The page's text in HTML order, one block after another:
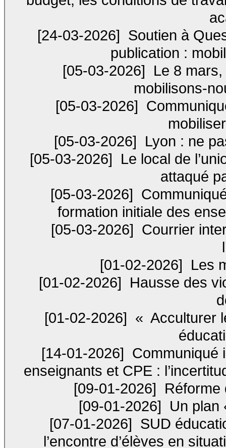
[24-03-2026] Soutien à
publication :
[05-03-2026]
Le 8
mobilisons-
[05-03-2026]
[05-03-2026]
Lyon : ne
[05-03-2026]
Le local de
attaqué
[05-03-2026]
formation initiale des
[05-03-2026] Courrier
[01-02-2026]
Les
[01-02-2026]
Hausse des
[01-02-2026] « Acculturer
[14-01-2026] Communiqué
enseignants et CPE :
[09-01-2026]
[09-01-2026]
Un plan
[07-01-2026] SUD
l’encontre d’élèves en